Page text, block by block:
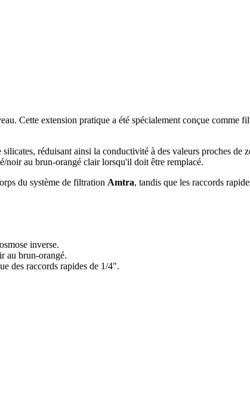
Cette extension pratique a été spécialement conçue comme
réduisant ainsi la conductivité à des valeurs proches
noir au brun-orangé clair lorsqu'il doit être remplacé.
du système de filtration Amtra, tandis que les raccords
inverse.
au brun-orangé.
des raccords rapides de 1/4".